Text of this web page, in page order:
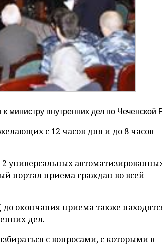
министру внутренних дел по Чеченской
с 12 часов дня и до 8 часов
универсальных
портал приема граждан во всей
окончания приема также
дел.
с вопросами, с которыми в